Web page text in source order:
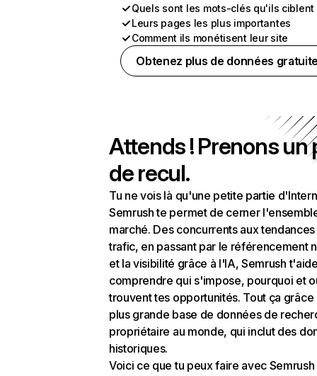
Quels sont les mots-clés qu'ils ciblent
Leurs pages les plus importantes
Comment ils monétisent leur site
Obtenez plus de données
Attends ! Prenons un
de recul.
Tu ne vois là qu'une petite partie
Semrush te permet de cerner
marché. Des concurrents aux
trafic, en passant par le référencement
et la visibilité grâce à l'IA, Semrush
comprendre qui s'impose, pourquoi et
trouvent tes opportunités. Tout ça grâce
plus grande base de données de
propriétaire au monde, qui inclut des
historiques.
Voici ce que tu peux faire avec Semrush